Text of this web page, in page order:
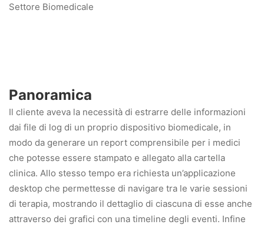
Settore Biomedicale
Panoramica
Il cliente aveva la necessità di estrarre delle informazioni
dai file di log di un proprio dispositivo biomedicale, in
modo da generare un report comprensibile per i medici
che potesse essere stampato e allegato alla cartella
clinica. Allo stesso tempo era richiesta un’applicazione
desktop che permettesse di navigare tra le varie sessioni
di terapia, mostrando il dettaglio di ciascuna di esse anche
attraverso dei grafici con una timeline degli eventi. Infine